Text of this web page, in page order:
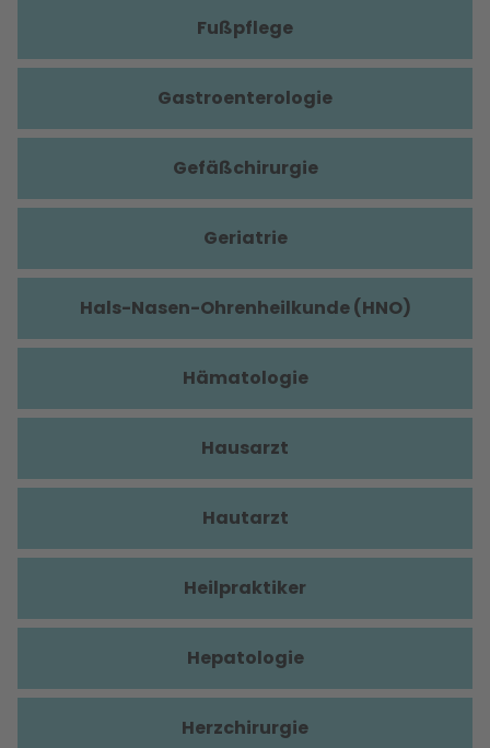
Fußpflege
Gastroenterologie
Gefäßchirurgie
Geriatrie
Hals-Nasen-Ohrenheilkunde (HNO)
Hämatologie
Hausarzt
Hautarzt
Heilpraktiker
Hepatologie
Herzchirurgie